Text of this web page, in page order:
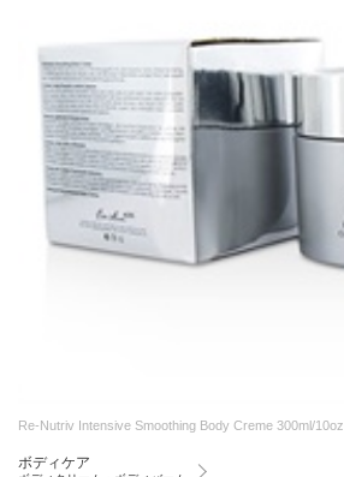
Re-Nutriv Intensive Smoothing Body Creme 300ml/10oz
ボディケア